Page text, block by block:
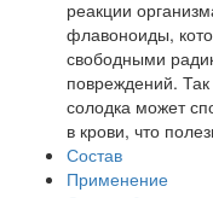
реакции
флавоноиды,
свободными
повреждений.
солодка может
в крови, что
Состав
Применение